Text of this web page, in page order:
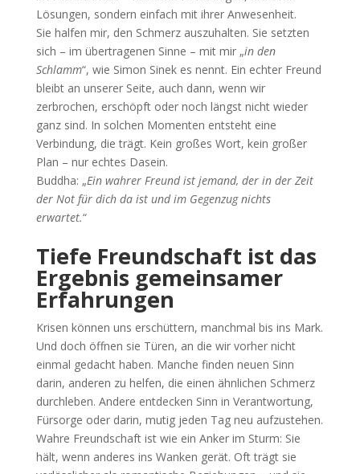
Lösungen, sondern einfach mit ihrer Anwesenheit.
Sie halfen mir, den Schmerz auszuhalten. Sie setzten
sich – im übertragenen Sinne – mit mir „in den
Schlamm“, wie Simon Sinek es nennt. Ein echter Freund
bleibt an unserer Seite, auch dann, wenn wir
zerbrochen, erschöpft oder noch längst nicht wieder
ganz sind. In solchen Momenten entsteht eine
Verbindung, die trägt. Kein großes Wort, kein großer
Plan – nur echtes Dasein.
Buddha: „Ein wahrer Freund ist jemand, der in der Zeit
der Not für dich da ist und im Gegenzug nichts
erwartet.“
Tiefe Freundschaft ist das
Ergebnis gemeinsamer
Erfahrungen
Krisen können uns erschüttern, manchmal bis ins Mark.
Und doch öffnen sie Türen, an die wir vorher nicht
einmal gedacht haben. Manche finden neuen Sinn
darin, anderen zu helfen, die einen ähnlichen Schmerz
durchleben. Andere entdecken Sinn in Verantwortung,
Fürsorge oder darin, mutig jeden Tag neu aufzustehen.
Wahre Freundschaft ist wie ein Anker im Sturm: Sie
hält, wenn anderes ins Wanken gerät. Oft trägt sie